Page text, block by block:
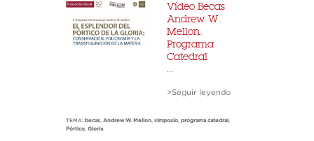
Vídeo Becas
Andrew W.
Mellon.
Programa
Catedral
>Seguir leyendo
TEMA: becas, Andrew W. Mellon, simposio, programa catedral ,
Pórtico, Gloria